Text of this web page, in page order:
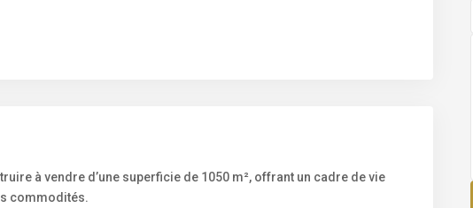
à vendre d’une superficie de 1050 m², offrant un cadre de vie
commodités.